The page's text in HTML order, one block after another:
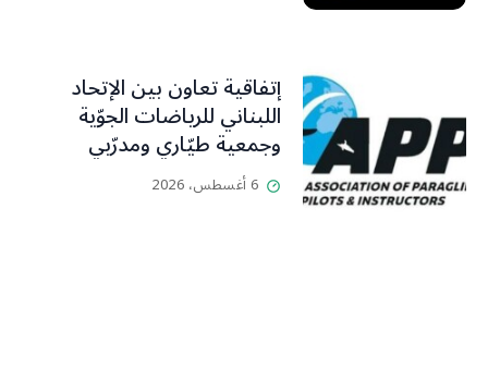
إتفاقية تعاون بين الإتحاد
اللبناني للرياضات الجوّية
وجمعية طيّاري ومدرّبي
الطيران الشراعي
6 أغسطس، 2026